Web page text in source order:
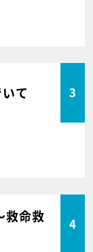
て 3
救命救
4